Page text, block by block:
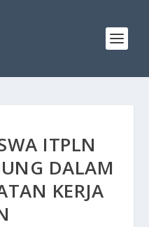
ITPLN
DALAM
KERJA